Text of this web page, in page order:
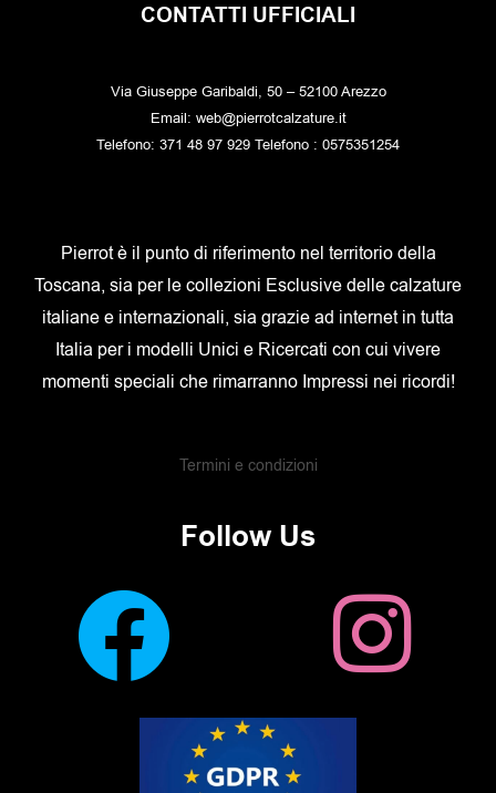
CONTATTI UFFICIALI
Via Giuseppe Garibaldi, 50 – 52100 Arezzo
Email: web@pierrotcalzature.it
Telefono: 371 48 97 929 Telefono : 0575351254
Pierrot è il punto di riferimento nel territorio della
Toscana, sia per le collezioni Esclusive delle calzature
italiane e internazionali, sia grazie ad internet in tutta
Italia per i modelli Unici e Ricercati con cui vivere
momenti speciali che rimarranno Impressi nei ricordi!
Termini e condizioni
Follow Us